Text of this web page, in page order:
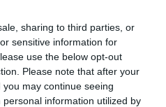
sharing to third parties, or
sensitive information for
use the below opt-out
Please note that after your
may continue seeing
information utilized by
έλαιο που
το Αλτχάιμερ